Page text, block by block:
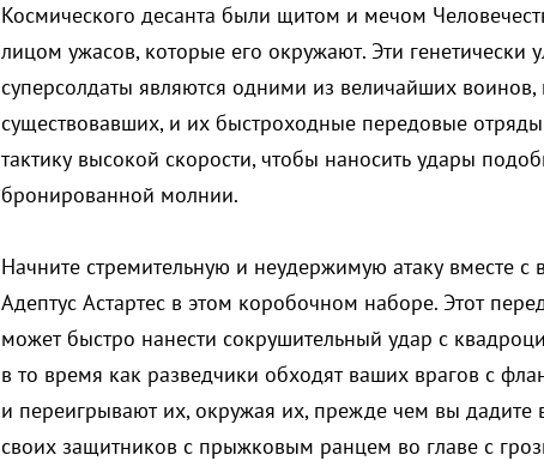
Космического десанта были щитом и мечом
лицом ужасов, которые его окружают. Эти генетически
суперсолдаты являются одними из величайших воинов,
существовавших, и их быстроходные передовые
тактику высокой скорости, чтобы наносить удары
бронированной молнии.
Начните стремительную и неудержимую атаку вместе с
Адептус Астартес в этом коробочном наборе. Этот
может быстро нанести сокрушительный удар с
в то время как разведчики обходят ваших врагов с
и переигрывают их, окружая их, прежде чем вы дадите
своих защитников с прыжковым ранцем во главе с